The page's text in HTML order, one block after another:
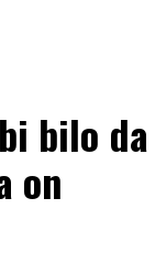
bilo da
on